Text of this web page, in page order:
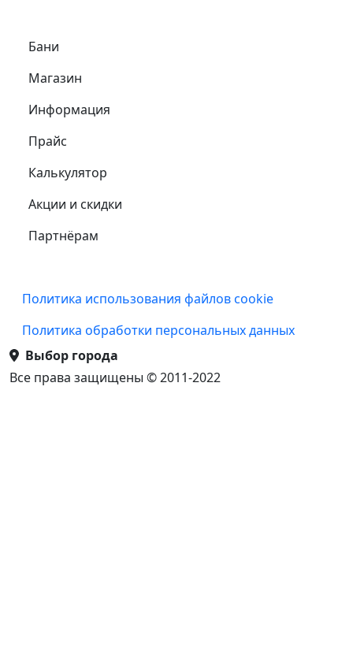
Самое важное
Бани
Магазин
Информация
Прайс
Калькулятор
Акции и скидки
Партнёрам
Подвал
Политика использования файлов cookie
Политика обработки персональных данных
Выбор города
Все права защищены © 2011-2022